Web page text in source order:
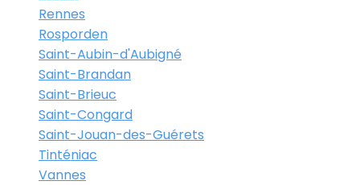
Rennes
Rosporden
Saint-Aubin-d'Aubigné
Saint-Brandan
Saint-Brieuc
Saint-Congard
Saint-Jouan-des-Guérets
Tinténiac
Vannes